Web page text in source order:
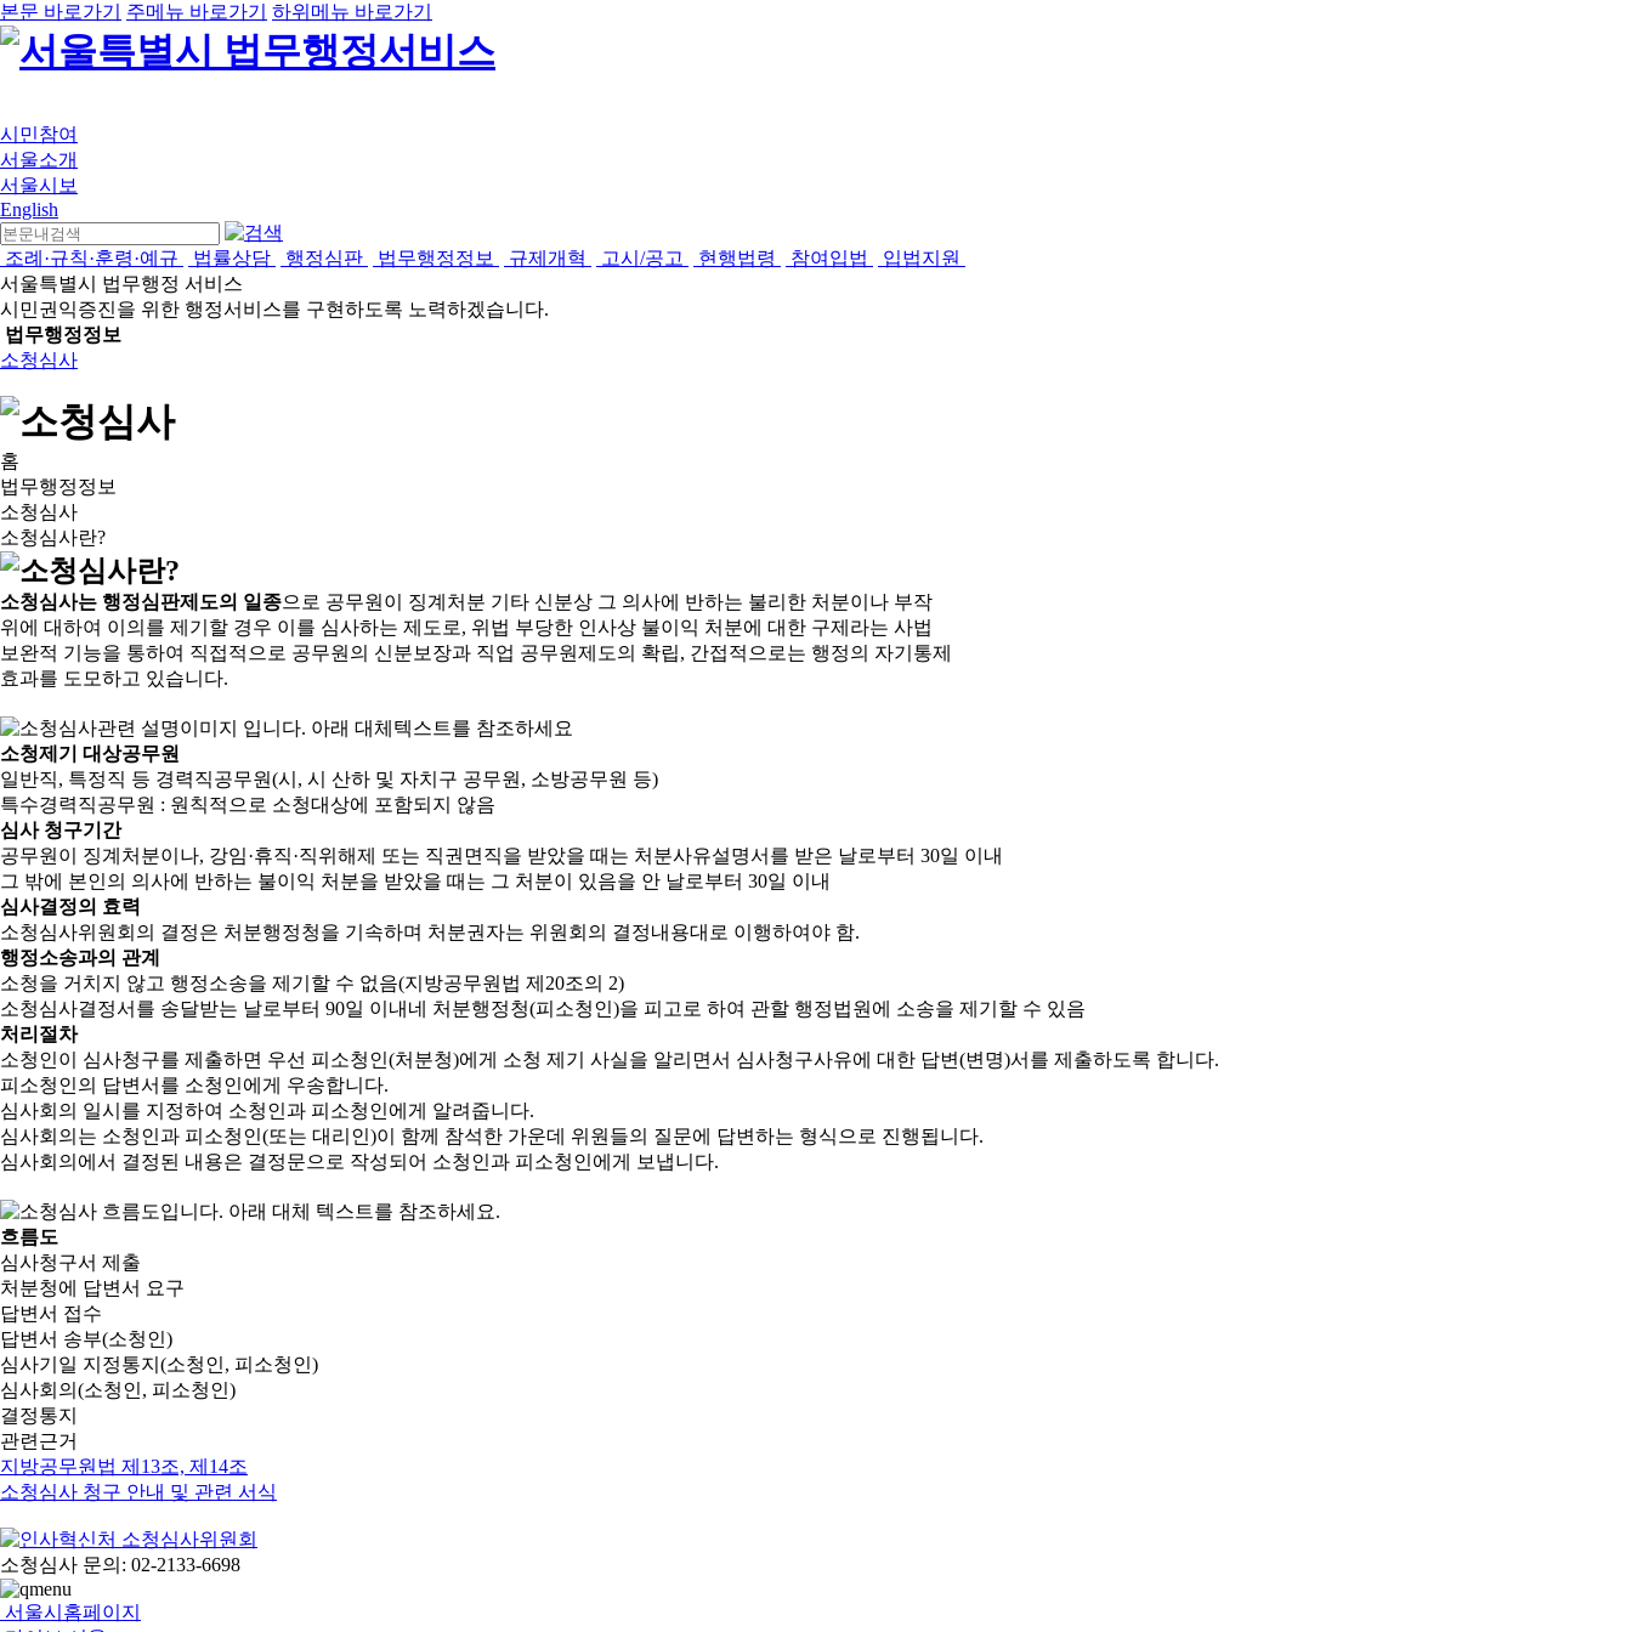
본문 바로가기 주메뉴 바로가기 하위메뉴 바로가기
시민참여
서울소개
서울시보
English
조례·규칙·훈령·예규 법률상담 행정심판 법무행정정보 규제개혁 고시/공고 현행법령 참여입법
입법지원
서울특별시 법무행정 서비스
시민권익증진을 위한 행정서비스를 구현하도록 노력하겠습니다.
법무행정정보
소청심사
홈
법무행정정보
소청심사
소청심사란?
소청심사는 행정심판제도의 일종으로 공무원이 징계처분 기타 신분상 그 의사에 반하는 불리한 처분이나 부작
위에 대하여 이의를 제기할 경우 이를 심사하는 제도로, 위법 부당한 인사상 불이익 처분에 대한 구제라는 사법
보완적 기능을 통하여 직접적으로 공무원의 신분보장과 직업 공무원제도의 확립, 간접적으로는 행정의 자기통제
효과를 도모하고 있습니다.
소청제기 대상공무원
일반직, 특정직 등 경력직공무원(시, 시 산하 및 자치구 공무원, 소방공무원 등)
특수경력직공무원 : 원칙적으로 소청대상에 포함되지 않음
심사 청구기간
공무원이 징계처분이나, 강임·휴직·직위해제 또는 직권면직을 받았을 때는 처분사유설명서를 받은 날로부터 30일 이내
그 밖에 본인의 의사에 반하는 불이익 처분을 받았을 때는 그 처분이 있음을 안 날로부터 30일 이내
심사결정의 효력
소청심사위원회의 결정은 처분행정청을 기속하며 처분권자는 위원회의 결정내용대로 이행하여야 함.
행정소송과의 관계
소청을 거치지 않고 행정소송을 제기할 수 없음(지방공무원법 제20조의 2)
소청심사결정서를 송달받는 날로부터 90일 이내네 처분행정청(피소청인)을 피고로 하여 관할 행정법원에 소송을 제기할 수 있음
처리절차
소청인이 심사청구를 제출하면 우선 피소청인(처분청)에게 소청 제기 사실을 알리면서 심사청구사유에 대한 답변(변명)서를 제출하도록 합니다.
피소청인의 답변서를 소청인에게 우송합니다.
심사회의 일시를 지정하여 소청인과 피소청인에게 알려줍니다.
심사회의는 소청인과 피소청인(또는 대리인)이 함께 참석한 가운데 위원들의 질문에 답변하는 형식으로 진행됩니다.
심사회의에서 결정된 내용은 결정문으로 작성되어 소청인과 피소청인에게 보냅니다.
흐름도
심사청구서 제출
처분청에 답변서 요구
답변서 접수
답변서 송부(소청인)
심사기일 지정통지(소청인, 피소청인)
심사회의(소청인, 피소청인)
결정통지
관련근거
지방공무원법 제13조, 제14조
소청심사 청구 안내 및 관련 서식
소청심사 문의: 02-2133-6698
서울시홈페이지